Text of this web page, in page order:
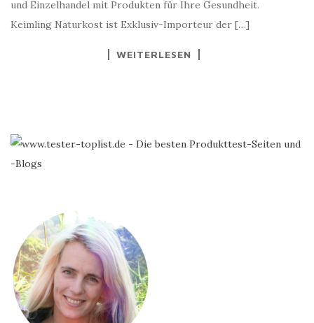
und Einzelhandel mit Produkten für Ihre Gesundheit.
Keimling Naturkost ist Exklusiv-Importeur der […]
WEITERLESEN